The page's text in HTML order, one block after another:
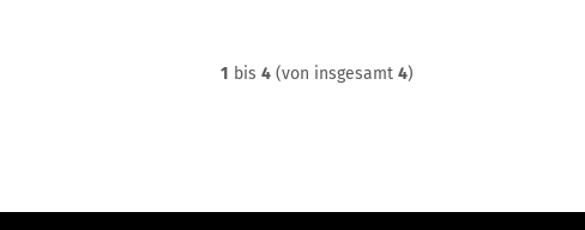
1 bis 4(von insgesamt 4)